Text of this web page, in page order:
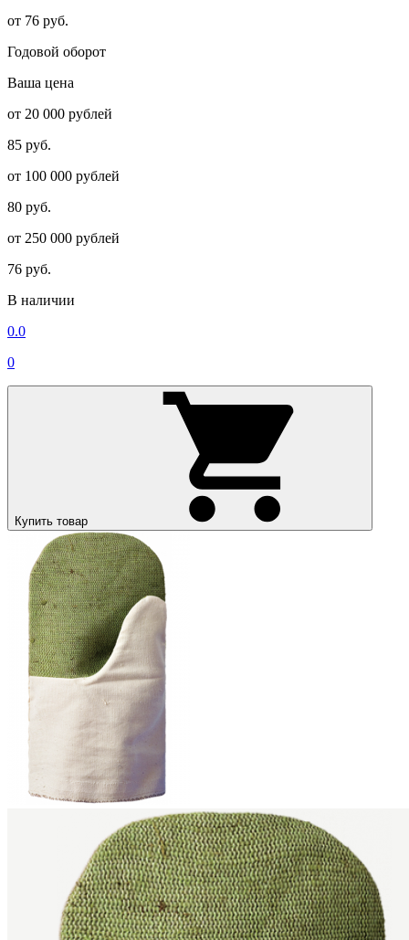
от 76 руб.
Годовой оборот
Ваша цена
от 20 000 рублей
85 руб.
от 100 000 рублей
80 руб.
от 250 000 рублей
76 руб.
В наличии
0.0
0
Купить товар